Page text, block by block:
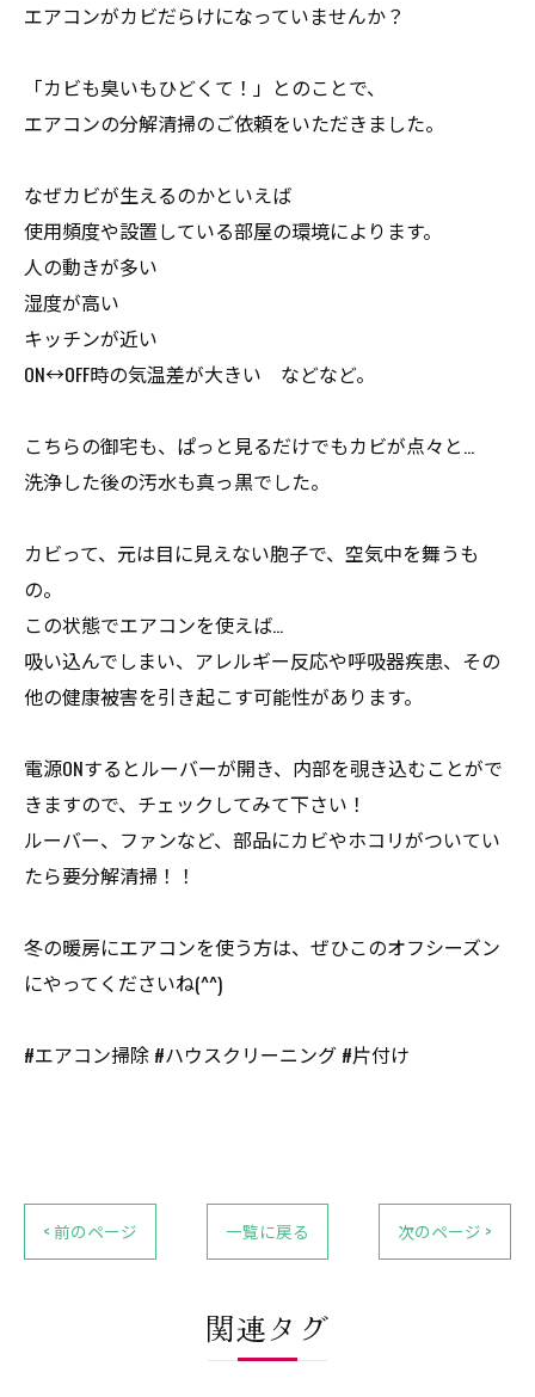
エアコンがカビだらけになっていませんか？
「カビも臭いもひどくて！」とのことで、
エアコンの分解清掃のご依頼をいただきました。
なぜカビが生えるのかといえば
使用頻度や設置している部屋の環境によります。
人の動きが多い
湿度が高い
キッチンが近い
ON↔︎OFF時の気温差が大きい などなど。
こちらの御宅も、ぱっと見るだけでもカビが点々と…
洗浄した後の汚水も真っ黒でした。
カビって、元は目に見えない胞子で、空気中を舞うも
の。
この状態でエアコンを使えば…
吸い込んでしまい、アレルギー反応や呼吸器疾患、その
他の健康被害を引き起こす可能性があります。
電源ONするとルーバーが開き、内部を覗き込むことがで
きますので、チェックしてみて下さい！
ルーバー、ファンなど、部品にカビやホコリがついてい
たら要分解清掃！！
冬の暖房にエアコンを使う方は、ぜひこのオフシーズン
にやってくださいね(^^)
#エアコン掃除 #ハウスクリーニング #片付け
< 前のページ 一覧に戻る 次のページ >
関連タグ